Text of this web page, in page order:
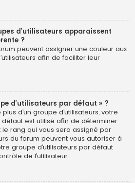
d’utilisateurs apparaissent
?
peuvent assigner une couleur aux
afin de faciliter leur
d’utilisateurs par défaut » ?
d’un groupe d’utilisateurs, votre
défaut est utilisé afin de déterminer
rang qui vous sera assigné par
du forum peuvent vous autoriser à
groupe d’utilisateurs par défaut
de l’utilisateur.